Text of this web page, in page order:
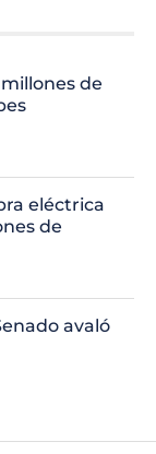
de
eléctrica
de
avaló